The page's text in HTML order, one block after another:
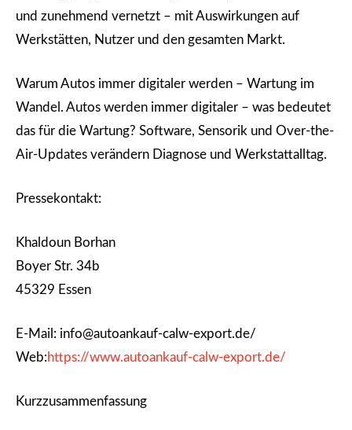
und zunehmend vernetzt – mit Auswirkungen auf
Werkstätten, Nutzer und den gesamten Markt.
Warum Autos immer digitaler werden – Wartung im
Wandel. Autos werden immer digitaler – was bedeutet
das für die Wartung? Software, Sensorik und Over-the-
Air-Updates verändern Diagnose und Werkstattalltag.
Pressekontakt:
Khaldoun Borhan
Boyer Str. 34b
45329 Essen
E-Mail: info@autoankauf-calw-export.de/
Web:https://www.autoankauf-calw-export.de/
Kurzzusammenfassung